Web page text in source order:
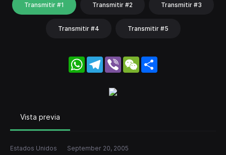
Transmitir #1 Transmitir #2 Transmitir #3
Transmitir #4 Transmitir #5
WhatsApp
Telegram
Viber WeChat
Vista previa
Estados Unidos September 20, 2005